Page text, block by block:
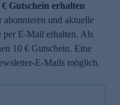
Gutschein erhalten
und aktuelle
per E-Mail erhalten. Als
10 € Gutschein. Eine
E-Mails möglich.